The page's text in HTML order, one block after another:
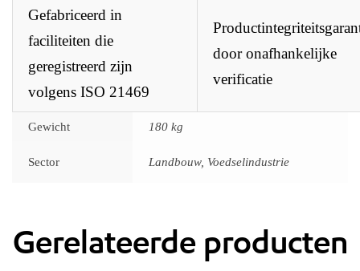
Gefabriceerd in
faciliteiten die
geregistreerd zijn
volgens ISO 21469
door onafhankelijke
verificatie
Gewicht 180 kg
Sector Landbouw, Voedselindustrie
Gerelateerde producten